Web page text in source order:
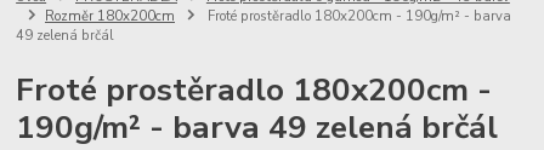
Rozměr 180x200cm
Froté prostěradlo 180x200cm - 190g/m² - barva
49 zelená brčál
Froté prostěradlo 180x200cm -
190g/m² - barva 49 zelená brčál